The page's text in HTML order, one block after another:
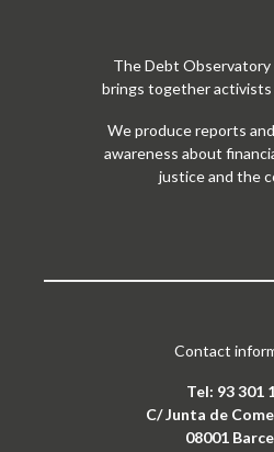
The Debt Observatory
brings together activists
We produce reports
awareness about
justice and the
Contact
Tel: 93 301
C/ Junta de
08001